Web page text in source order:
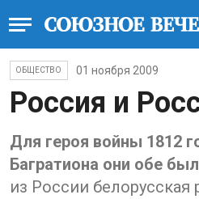
ОБЩЕСТВО 01 ноября 2009
Россия и
Для героя войны 1812
Багратиона они обе
из России белорусская